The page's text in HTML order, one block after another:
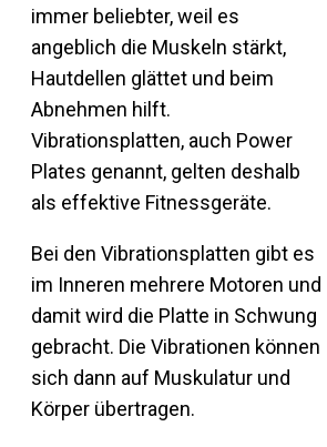
immer beliebter, weil es
angeblich die Muskeln stärkt,
Hautdellen glättet und beim
Abnehmen hilft.
Vibrationsplatten, auch Power
Plates genannt, gelten deshalb
als effektive Fitnessgeräte.
Bei den Vibrationsplatten gibt es
im Inneren mehrere Motoren und
damit wird die Platte in Schwung
gebracht. Die Vibrationen können
sich dann auf Muskulatur und
Körper übertragen.